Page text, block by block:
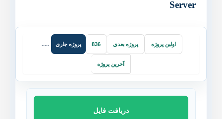
Server
اولین پروژه پروژه بعدی 836 پروژه جاری .....
آخرین پروژه
دریافت فایل